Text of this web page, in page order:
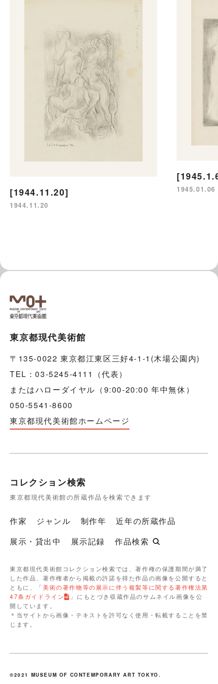
[1944.11.20]
1944.11.20
1945.01.06
東京都現代美術館
〒135-0022 東京都江東区三好4-1-1(木場公園内)
TEL：03-5245-4111（代表）
またはハローダイヤル（9:00-20:00 年中無休）
050-5541-8600
東京都現代美術館ホームページ
コレクション検索
東京都現代美術館の所蔵作品を検索できます
作家 ジャンル 制作年
近年の所蔵作品
展示・貸出中
展示記録 作品検索
東京都現代美術館コレクション検索では、著作権の保護期間が満了
した作品、著作権者から掲載の許諾を得た作品の画像を公開すると
ともに、「美術の著作物等の展示に伴う複製等に関する著作権法第
47条ガイドライン
」にもとづき収蔵作品のサムネイル画像を公
開しています。
＊当サイトから画像・テキストを許可なく使用・転載することを禁
じます。
©2021 MUSEUM OF CONTEMPORARY ART TOKYO.